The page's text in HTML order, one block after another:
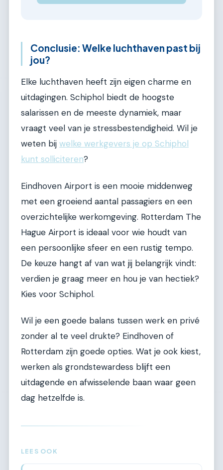
Conclusie: Welke luchthaven past bij
jou?
Elke luchthaven heeft zijn eigen charme en
uitdagingen. Schiphol biedt de hoogste
salarissen en de meeste dynamiek, maar
vraagt veel van je stressbestendigheid. Wil je
weten bij welke werkgevers je op Schiphol
kunt solliciteren?
Eindhoven Airport is een mooie middenweg
met een groeiend aantal passagiers en een
overzichtelijke werkomgeving. Rotterdam The
Hague Airport is ideaal voor wie houdt van
een persoonlijke sfeer en een rustig tempo.
De keuze hangt af van wat jij belangrijk vindt:
verdien je graag meer en hou je van hectiek?
Kies voor Schiphol.
Wil je een goede balans tussen werk en privé
zonder al te veel drukte? Eindhoven of
Rotterdam zijn goede opties. Wat je ook kiest,
werken als grondstewardess blijft een
uitdagende en afwisselende baan waar geen
dag hetzelfde is.
LEES OOK